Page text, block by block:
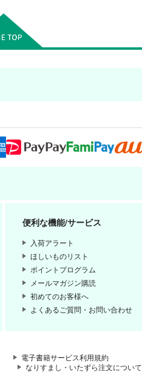
便利な機能/サービス
入荷アラート
ほしいものリスト
ポイントプログラム
メールマガジン購読
初めてのお客様へ
よくあるご質問・お問い合わせ
電子書籍サービス利用規約
なりすまし・いたずら注文について